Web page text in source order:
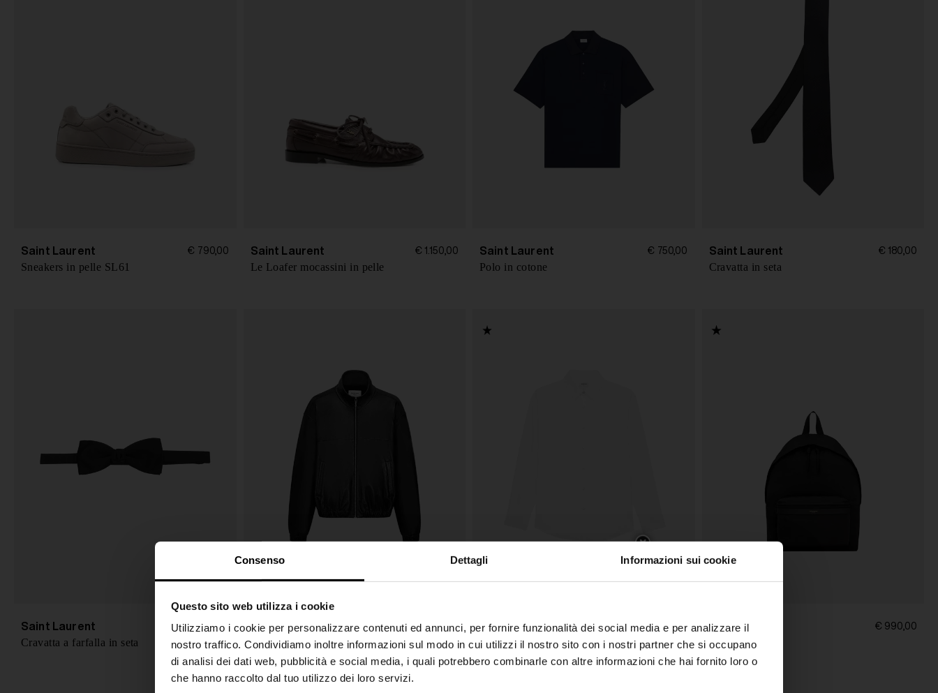
Consenso Dettagli Informazioni sui cookie
Questo sito web utilizza i cookie
Utilizziamo i cookie per personalizzare contenuti ed annunci, per fornire funzionalità dei social media e per analizzare il
nostro traffico. Condividiamo inoltre informazioni sul modo in cui utilizzi il nostro sito con i nostri partner che si occupano
di analisi dei dati web, pubblicità e social media, i quali potrebbero combinarle con altre informazioni che hai fornito loro o
che hanno raccolto dal tuo utilizzo dei loro servizi.
Saint Laurent € 790,00
Sneakers in pelle SL61
Saint Laurent € 1.150,00
Le Loafer mocassini in pelle
Saint Laurent € 750,00
Polo in cotone
Saint Laurent € 180,00
Cravatta in seta
Saint Laurent € 150,00
Cravatta a farfalla in seta
Saint Laurent € 5.700,00
Giacca bomber in pelle
Saint Laurent € 750,00
Camicia di cotone
Saint Laurent € 990,00
Zaino City
SHIPPING TO UNITED STATES?
The shipping costs and items price are based on
destination country